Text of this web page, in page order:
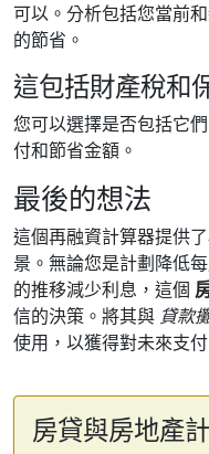
可以。分析包括您當前
的節省。
這包括財產稅和
您可以選擇是否包括它
付和節省金額。
最後的想法
這個再融資計算器提供
景。無論您是計劃降低
的推移減少利息，這個
信的決策。將其與 貸款
使用，以獲得對未來支
房貸與房地產